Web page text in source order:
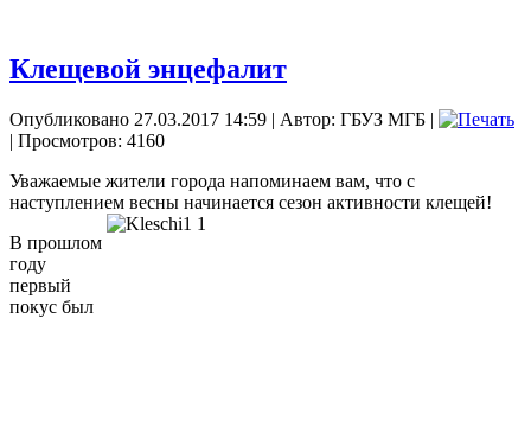
Клещевой энцефалит
Опубликовано 27.03.2017 14:59 | Автор: ГБУЗ МГБ |
| Просмотров: 4160
Уважаемые жители города напоминаем вам, что с
наступлением весны начинается сезон активности клещей!
В прошлом
году
первый
покус был